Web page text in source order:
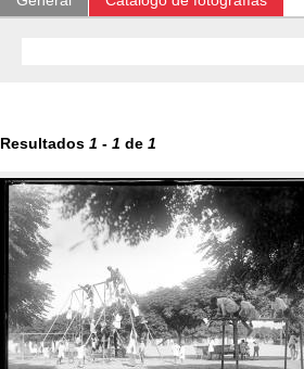
Resultados 1 - 1 de 1